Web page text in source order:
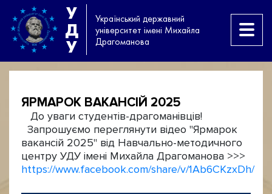
У
Д
У
Український державний
університет імені Михайла
Драгоманова
ЯРМАРОК ВАКАНСІЙ 2025
До уваги студентів-драгоманівців!
Запрошуємо переглянути відео "Ярмарок
вакансій 2025" від Навчально-методичного
центру УДУ імені Михайла Драгоманова >>>
https://www.facebook.com/share/v/1Ab6CKzxDh/